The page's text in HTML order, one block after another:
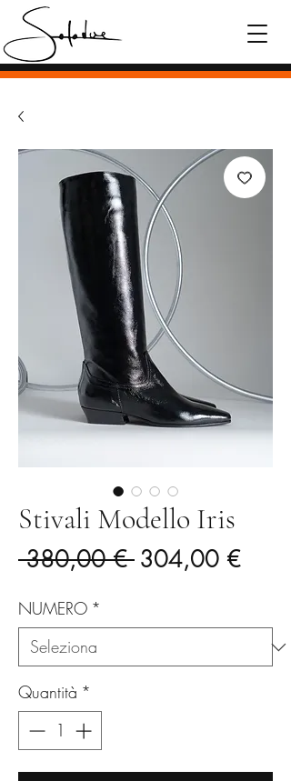
Stivali Modello Iris
380,00 € Prezzo
304,00 €Prezzo
NUMERO *
Quantità *